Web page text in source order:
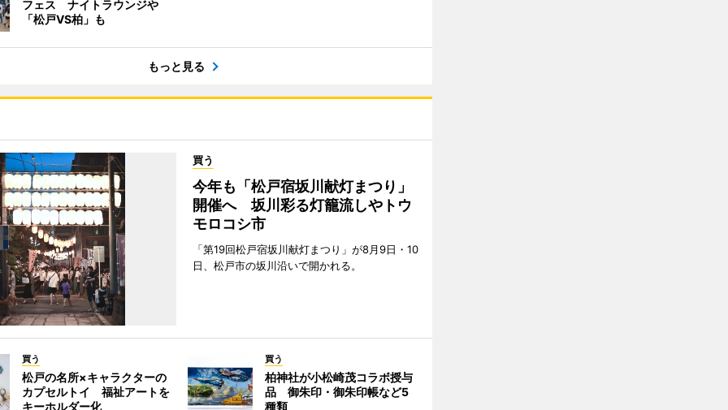
フェス ナイトラウンジや
「松戸VS柏」も
もっと見る
買う
今年も「松戸宿坂川献灯まつり」
開催へ 坂川彩る灯籠流しやトウ
モロコシ市
「第19回松戸宿坂川献灯まつり」が8月9日・10
日、松戸市の坂川沿いで開かれる。
買う
松戸の名所×キャラクターの
カプセルトイ 福祉アートを
キーホルダー化
買う
柏神社が小松崎茂コラボ授与
品 御朱印・御朱印帳など5
種類